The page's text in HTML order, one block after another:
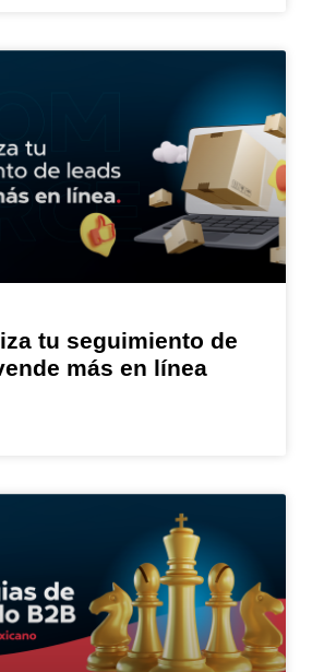
tu seguimiento de
más en línea